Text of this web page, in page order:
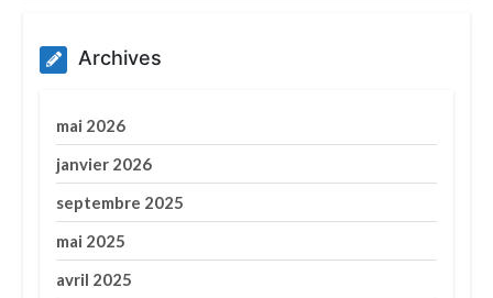
Archives
mai 2026
janvier 2026
septembre 2025
mai 2025
avril 2025